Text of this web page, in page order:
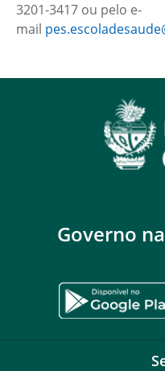
3201-3417 ou pelo e-
mail
Governo